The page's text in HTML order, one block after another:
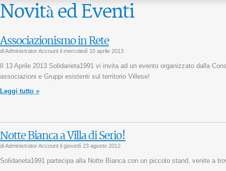
Novità ed Eventi
Associazionismo in Rete
di Administrator Account il mercoledì 10 aprile 2013
Il 13 Aprile 2013 Solidarieta1991 vi invita ad un evento organizzato dalla
associazioni e Gruppi esistenti sul territorio Villese!
Leggi tutto »
Notte Bianca a Villa di Serio!
di Administrator Account il giovedì 23 agosto 2012
Solidarieta1991 partecipa alla Notte Bianca con un piccolo stand, venite a